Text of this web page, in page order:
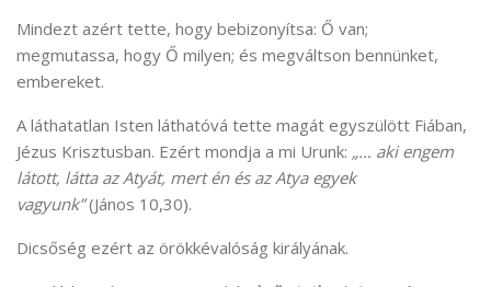
Mindezt azért tette, hogy bebizonyítsa: Ő van;
megmutassa, hogy Ő milyen; és megváltson bennünket,
embereket.
A láthatatlan Isten láthatóvá tette magát egyszülött Fiában,
Jézus Krisztusban. Ezért mondja a mi Urunk: „… aki engem
látott, látta az Atyát, mert én és az Atya egyek
vagyunk”(János 10,30).
Dicsőség ezért az örökkévalóság királyának.